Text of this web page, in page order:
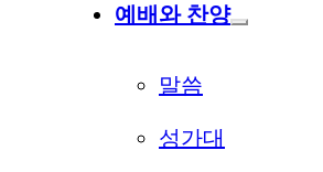
예배와 찬양
말씀
성가대